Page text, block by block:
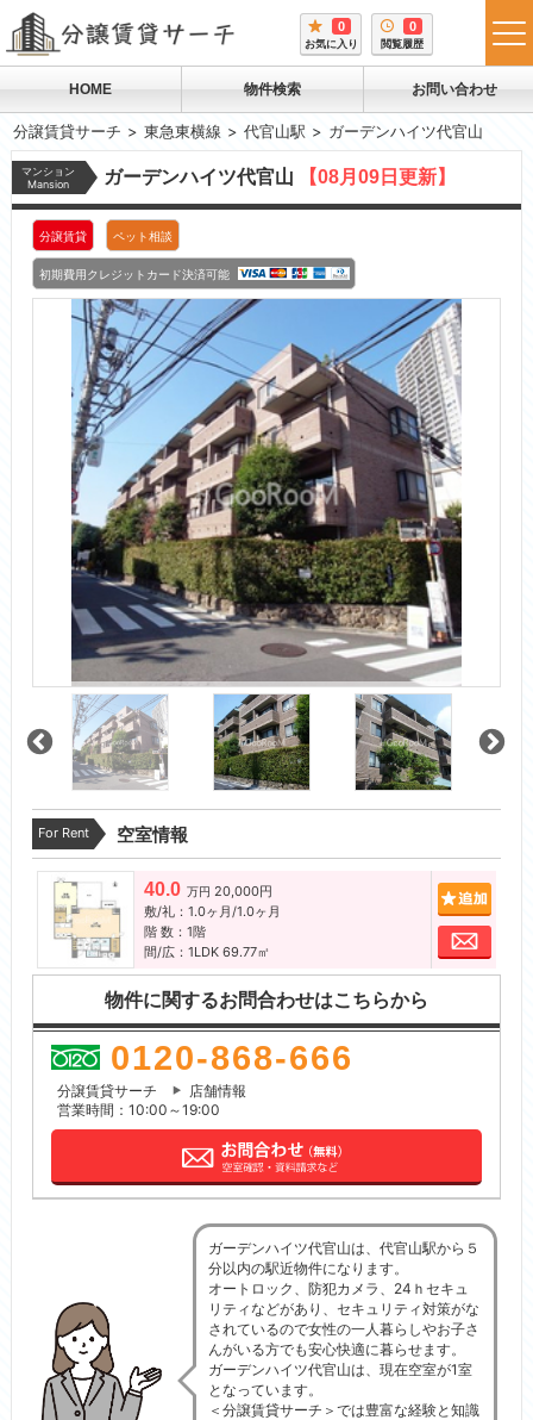
0
お気に入り
0
閲覧履歴
HOME 物件検索 お問い合わせ
分譲賃貸サーチ 東急東横線 代官山駅 ガーデンハイツ代官山
マンション
Mansion
ガーデンハイツ代官山 【08月09日更新】
分譲賃貸 ペット相談
初期費用クレジットカード決済可能
For Rent 空室情報
40.0 万円 20,000円
敷/礼：1.0ヶ月/1.0ヶ月
階 数：1階
間/広：1LDK 69.77㎡
お問
物件に関するお問合わせはこちらから
0120-868-666
分譲賃貸サーチ
店舗情報
営業時間：10:00～19:00
ガーデンハイツ代官山は、代官山駅から５
分以内の駅近物件になります。
オートロック、防犯カメラ、24ｈセキュ
リティなどがあり、セキュリティ対策がな
されているので女性の一人暮らしやお子さ
んがいる方でも安心快適に暮らせます。
ガーデンハイツ代官山は、現在空室が1室
となっています。
＜分譲賃貸サーチ＞では豊富な経験と知識